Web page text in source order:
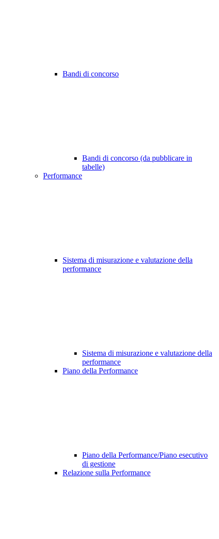
Bandi di concorso
Bandi di concorso (da pubblicare in
tabelle)
Performance
Sistema di misurazione e valutazione della
performance
Sistema di misurazione e valutazione della
performance
Piano della Performance
Piano della Performance/Piano esecutivo
di gestione
Relazione sulla Performance